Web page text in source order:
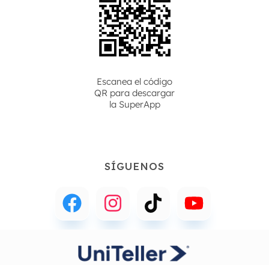
Escanea el código
QR para descargar
la SuperApp
SÍGUENOS